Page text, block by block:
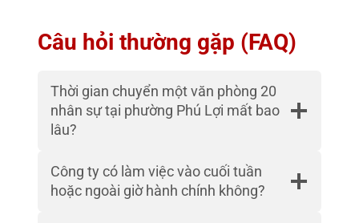
Câu hỏi thường gặp (FAQ)
Thời gian chuyển một văn phòng 20
nhân sự tại phường Phú Lợi mất bao
lâu?
Công ty có làm việc vào cuối tuần
hoặc ngoài giờ hành chính không?